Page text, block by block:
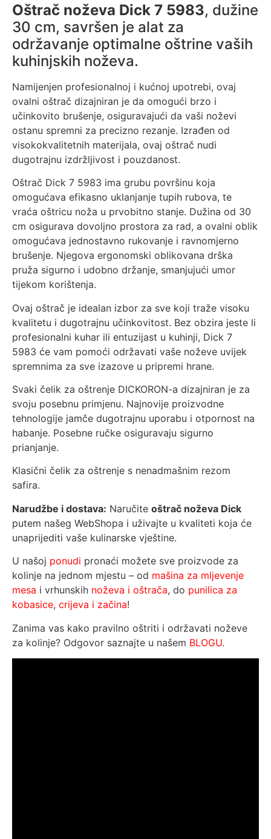
Oštrač noževa Dick 7 5983, dužine
30 cm, savršen je alat za
održavanje optimalne oštrine vaših
kuhinjskih noževa.
Namijenjen profesionalnoj i kućnoj upotrebi, ovaj
ovalni oštrač dizajniran je da omogući brzo i
učinkovito brušenje, osiguravajući da vaši noževi
ostanu spremni za precizno rezanje. Izrađen od
visokokvalitetnih materijala, ovaj oštrač nudi
dugotrajnu izdržljivost i pouzdanost.
Oštrač Dick 7 5983 ima grubu površinu koja
omogućava efikasno uklanjanje tupih rubova, te
vraća oštricu noža u prvobitno stanje. Dužina od 30
cm osigurava dovoljno prostora za rad, a ovalni oblik
omogućava jednostavno rukovanje i ravnomjerno
brušenje. Njegova ergonomski oblikovana drška
pruža sigurno i udobno držanje, smanjujući umor
tijekom korištenja.
Ovaj oštrač je idealan izbor za sve koji traže visoku
kvalitetu i dugotrajnu učinkovitost. Bez obzira jeste li
profesionalni kuhar ili entuzijast u kuhinji, Dick 7
5983 će vam pomoći održavati vaše noževe uvijek
spremnima za sve izazove u pripremi hrane.
Svaki čelik za oštrenje DICKORON-a dizajniran je za
svoju posebnu primjenu. Najnovije proizvodne
tehnologije jamče dugotrajnu uporabu i otpornost na
habanje. Posebne ručke osiguravaju sigurno
prianjanje.
Klasični čelik za oštrenje s nenadmašnim rezom
safira.
Narudžbe i dostava: Naručite oštrač noževa Dick
putem našeg WebShopa i uživajte u kvaliteti koja će
unaprijediti vaše kulinarske vještine.
U našoj ponudi pronaći možete sve proizvode za
kolinje na jednom mjestu – od mašina za mljevenje
mesa i vrhunskih noževa i oštrača, do punilica za
kobasice, crijeva i začina!
Zanima vas kako pravilno oštriti i održavati noževe
za kolinje? Odgovor saznajte u našem BLOGU.